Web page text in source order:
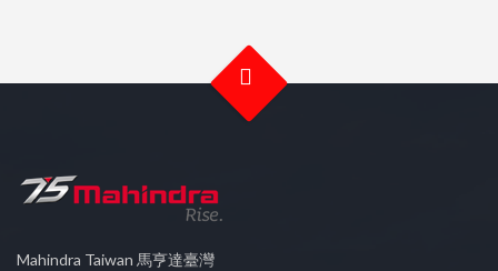
Mahindra Taiwan 馬亨達臺灣